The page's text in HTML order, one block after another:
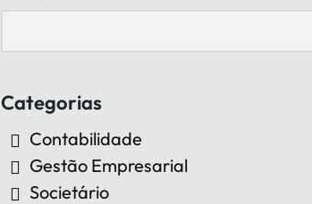
Categorias
Contabilidade
Gestão Empresarial
Societário